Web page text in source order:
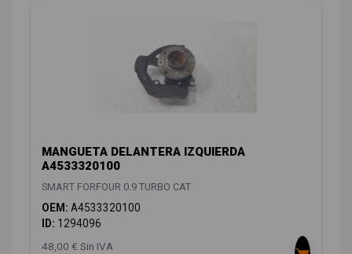
MANGUETA DELANTERA IZQUIERDA
A4533320100
SMART FORFOUR 0.9 TURBO CAT
OEM: A4533320100
ID: 1294096
48,00 € Sin IVA